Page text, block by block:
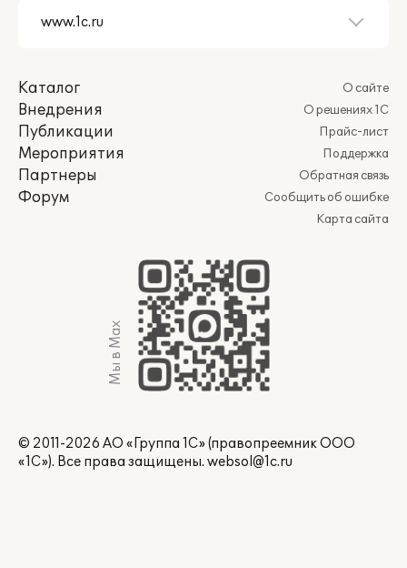
Каталог
Внедрения
Публикации
Мероприятия
Партнеры
Форум
О сайте
О решениях 1С
Прайс-лист
Поддержка
Обратная связь
Сообщить об ошибке
Карта сайта
Мы в Max
© 2011-2026 АО «Группа 1С» (правопреемник ООО
«1С»). Все права защищены. websol@1c.ru